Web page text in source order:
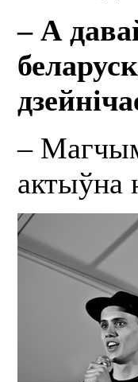
– А
–
актыўна